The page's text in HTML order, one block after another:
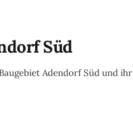
Süd
Adendorf Süd und ihr